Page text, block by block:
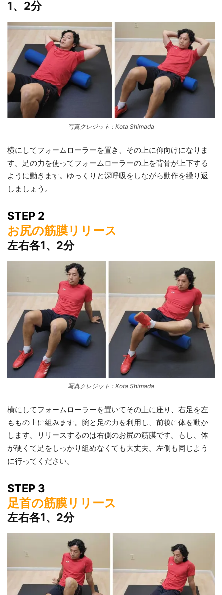
1、2分
写真クレジット：Kota Shimada
横にしてフォームローラーを置き、その上に仰向けになりま
す。足の力を使ってフォームローラーの上を背骨が上下する
ように動きます。ゆっくりと深呼吸をしながら動作を繰り返
しましょう。
STEP 2
お尻の筋膜リリース
左右各1、2分
写真クレジット：Kota Shimada
横にしてフォームローラーを置いてその上に座り、右足を左
ももの上に組みます。腕と足の力を利用し、前後に体を動か
します。リリースするのは右側のお尻の筋膜です。もし、体
が硬くて足をしっかり組めなくても大丈夫。左側も同じよう
に行ってください。
STEP 3
足首の筋膜リリース
左右各1、2分